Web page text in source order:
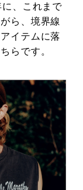
、これまで
ら、境界線
イテムに落
らです。